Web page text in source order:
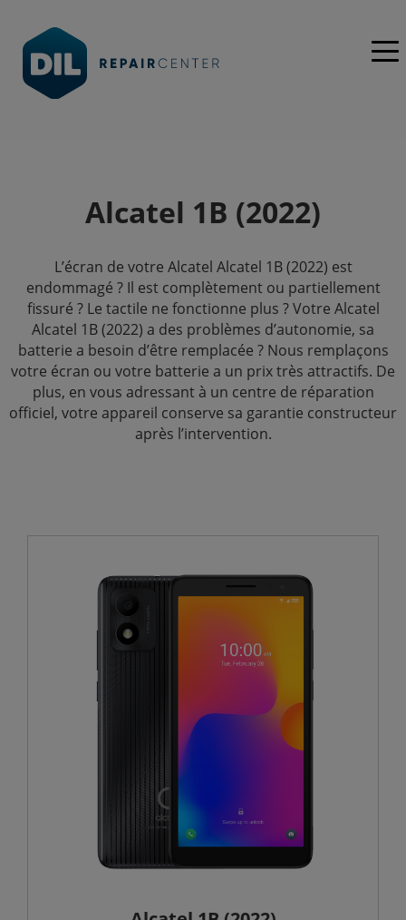
Alcatel 1B (2022)
L’écran de votre Alcatel Alcatel 1B (2022) est
endommagé ? Il est complètement ou partiellement
fissuré ? Le tactile ne fonctionne plus ? Votre Alcatel
Alcatel 1B (2022) a des problèmes d’autonomie, sa
batterie a besoin d’être remplacée ? Nous remplaçons
votre écran ou votre batterie a un prix très attractifs. De
plus, en vous adressant à un centre de réparation
officiel, votre appareil conserve sa garantie constructeur
après l’intervention.